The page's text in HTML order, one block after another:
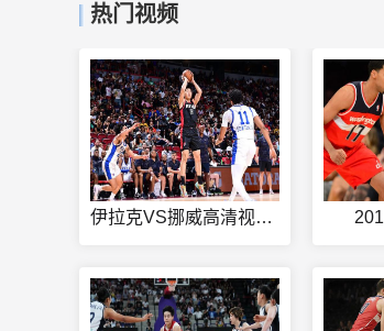
热门视频
伊拉克VS挪威高清视频直播